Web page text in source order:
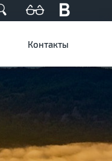
Контакты